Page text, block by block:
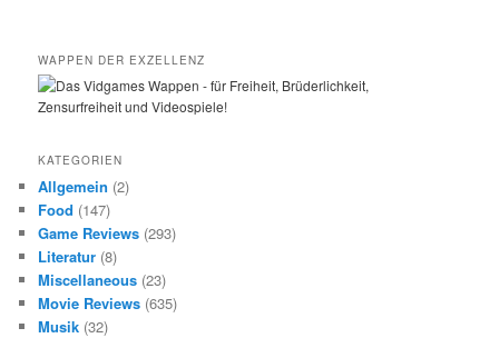
WAPPEN DER EXZELLENZ
KATEGORIEN
Allgemein (2)
Food (147)
Game Reviews (293)
Literatur (8)
Miscellaneous (23)
Movie Reviews (635)
Musik (32)